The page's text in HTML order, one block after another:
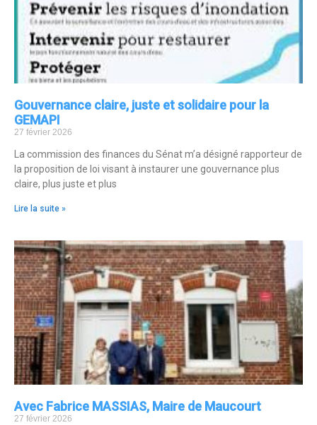
Gouvernance claire, juste et solidaire pour la
GEMAPI
27 février 2026
La commission des finances du Sénat m’a désigné rapporteur de
la proposition de loi visant à instaurer une gouvernance plus
claire, plus juste et plus
Lire la suite »
Avec Fabrice MASSIAS, Maire de Maucourt
27 février 2026